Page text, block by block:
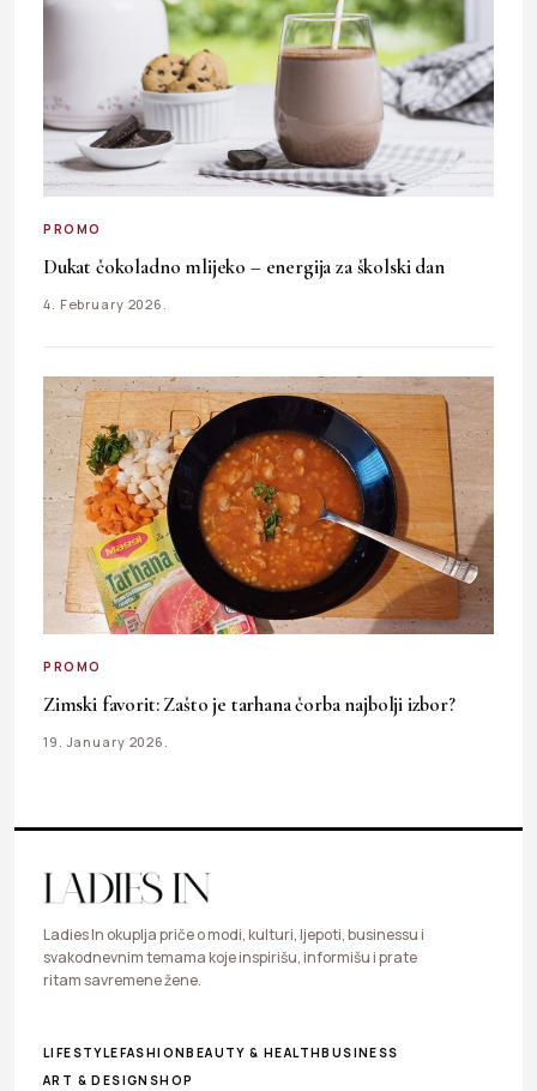
PROMO
Dukat čokoladno mlijeko – energija za školski dan
4. February 2026.
PROMO
Zimski favorit: Zašto je tarhana čorba najbolji izbor?
19. January 2026.
Ladies In okuplja priče o modi, kulturi, ljepoti, businessu i
svakodnevnim temama koje inspirišu, informišu i prate
ritam savremene žene.
LIFESTYLEFASHIONBEAUTY & HEALTHBUSINESS
ART & DESIGN SHOP